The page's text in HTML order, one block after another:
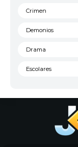
Crimen
Demonios
Drama
Escolares